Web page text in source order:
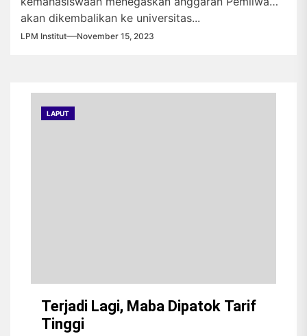
akan dikembalikan ke universitas...
LPM Institut November 15, 2023
LAPUT
Terjadi Lagi, Maba Dipatok Tarif
Tinggi